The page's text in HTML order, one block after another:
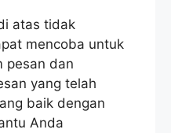
atas tidak
mencoba untuk
pesan dan
yang telah
baik dengan
Anda